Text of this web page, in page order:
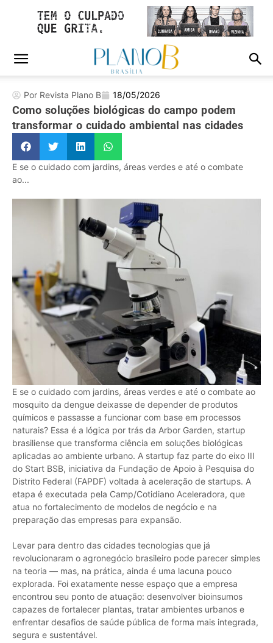
Por Revista Plano B 18/05/2026
Como soluções biológicas do campo podem
transformar o cuidado ambiental nas cidades
E se o cuidado com jardins, áreas verdes e até o combate
ao...
E se o cuidado com jardins, áreas verdes e até o combate ao
mosquito da dengue deixasse de depender de produtos
químicos e passasse a funcionar com base em processos
naturais? Essa é a lógica por trás da Arbor Garden, startup
brasiliense que transforma ciência em soluções biológicas
aplicadas ao ambiente urbano. A startup faz parte do eixo III
do Start BSB, iniciativa da Fundação de Apoio à Pesquisa do
Distrito Federal (FAPDF) voltada à aceleração de startups. A
etapa é executada pela Camp/Cotidiano Aceleradora, que
atua no fortalecimento de modelos de negócio e na
preparação das empresas para expansão.
Levar para dentro das cidades tecnologias que já
revolucionaram o agronegócio brasileiro pode parecer simples
na teoria — mas, na prática, ainda é uma lacuna pouco
explorada. Foi exatamente nesse espaço que a empresa
encontrou seu ponto de atuação: desenvolver bioinsumos
capazes de fortalecer plantas, tratar ambientes urbanos e
enfrentar desafios de saúde pública de forma mais integrada,
segura e sustentável.